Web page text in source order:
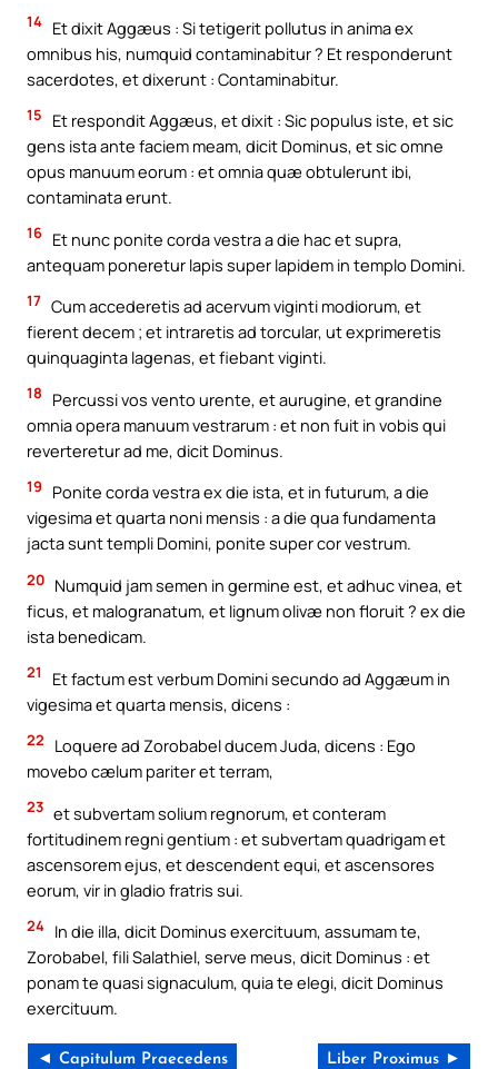
14 Et dixit Aggæus : Si tetigerit pollutus in anima ex
omnibus his, numquid contaminabitur ? Et responderunt
sacerdotes, et dixerunt : Contaminabitur.
15
Et respondit Aggæus, et dixit : Sic populus iste, et sic
gens ista ante faciem meam, dicit Dominus, et sic omne
opus manuum eorum : et omnia quæ obtulerunt ibi,
contaminata erunt.
16 Et nunc ponite corda vestra a die hac et supra,
antequam poneretur lapis super lapidem in templo Domini.
17 Cum accederetis ad acervum viginti modiorum, et
fierent decem ; et intraretis ad torcular, ut exprimeretis
quinquaginta lagenas, et fiebant viginti.
18
Percussi vos vento urente, et aurugine, et grandine
omnia opera manuum vestrarum : et non fuit in vobis qui
reverteretur ad me, dicit Dominus.
19
Ponite corda vestra ex die ista, et in futurum, a die
vigesima et quarta noni mensis : a die qua fundamenta
jacta sunt templi Domini, ponite super cor vestrum.
20 Numquid jam semen in germine est, et adhuc vinea, et
ficus, et malogranatum, et lignum olivæ non floruit ? ex die
ista benedicam.
21
Et factum est verbum Domini secundo ad Aggæum in
vigesima et quarta mensis, dicens :
22
Loquere ad Zorobabel ducem Juda, dicens : Ego
movebo cælum pariter et terram,
23 et subvertam solium regnorum, et conteram
fortitudinem regni gentium : et subvertam quadrigam et
ascensorem ejus, et descendent equi, et ascensores
eorum, vir in gladio fratris sui.
24 In die illa, dicit Dominus exercituum, assumam te,
Zorobabel, fili Salathiel, serve meus, dicit Dominus : et
ponam te quasi signaculum, quia te elegi, dicit Dominus
exercituum.
◄ Capitulum Praecedens Liber Proximus ►